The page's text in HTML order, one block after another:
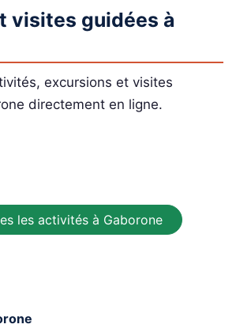
visites guidées à
excursions et visites
directement en ligne.
les activités à Gaborone